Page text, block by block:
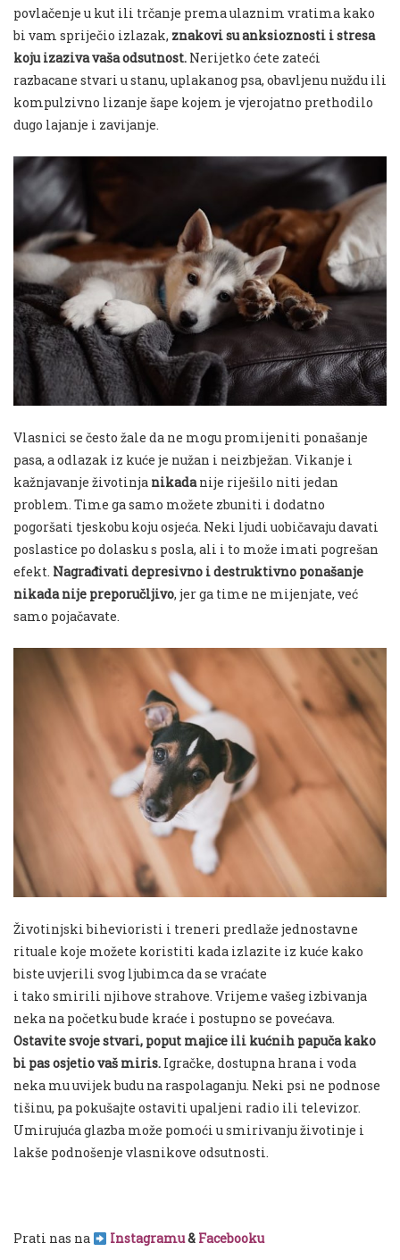
povlačenje u kut ili trčanje prema ulaznim vratima kako
bi vam spriječio izlazak, znakovi su anksioznosti i stresa
koju izaziva vaša odsutnost. Nerijetko ćete zateći
razbacane stvari u stanu, uplakanog psa, obavljenu nuždu ili
kompulzivno lizanje šape kojem je vjerojatno prethodilo
dugo lajanje i zavijanje.
Vlasnici se često žale da ne mogu promijeniti ponašanje
pasa, a odlazak iz kuće je nužan i neizbježan. Vikanje i
kažnjavanje životinja nikadanije riješilo niti jedan
problem. Time ga samo možete zbuniti i dodatno
pogoršati tjeskobu koju osjeća. Neki ljudi uobičavaju davati
poslastice po dolasku s posla, ali i to može imati pogrešan
efekt. Nagrađivati depresivno i destruktivno ponašanje
nikada nije preporučljivo, jer ga time ne mijenjate, već
samo pojačavate.
Životinjski bihevioristi i treneri predlaže jednostavne
rituale koje možete koristiti kada izlazite iz kuće kako
biste uvjerili svog ljubimca da se vraćate
i tako smirili njihove strahove. Vrijeme vašeg izbivanja
neka na početku bude kraće i postupno se povećava.
Ostavite svoje stvari, poput majice ili kućnih papuča kako
bi pas osjetio vaš miris. Igračke, dostupna hrana i voda
neka mu uvijek budu na raspolaganju. Neki psi ne podnose
tišinu, pa pokušajte ostaviti upaljeni radio ili televizor.
Umirujuća glazba može pomoći u smirivanju životinje i
lakše podnošenje vlasnikove odsutnosti.
Prati nas na Instagramu& Facebooku